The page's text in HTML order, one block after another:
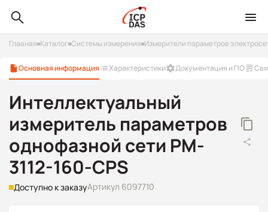
Главная Каталог Системы измерения Измерители параметров
Основная информация Характеристики Документация и ПО
Интеллектуальный
измеритель параметров
однофазной сети PM-
3112-160-CPS
Доступно к заказуАртикул 6097710